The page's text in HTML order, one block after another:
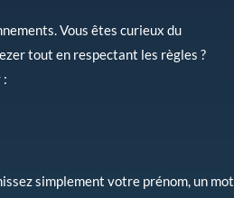
Vous êtes curieux du
tout en respectant les règles ?
:
simplement votre prénom, un mot